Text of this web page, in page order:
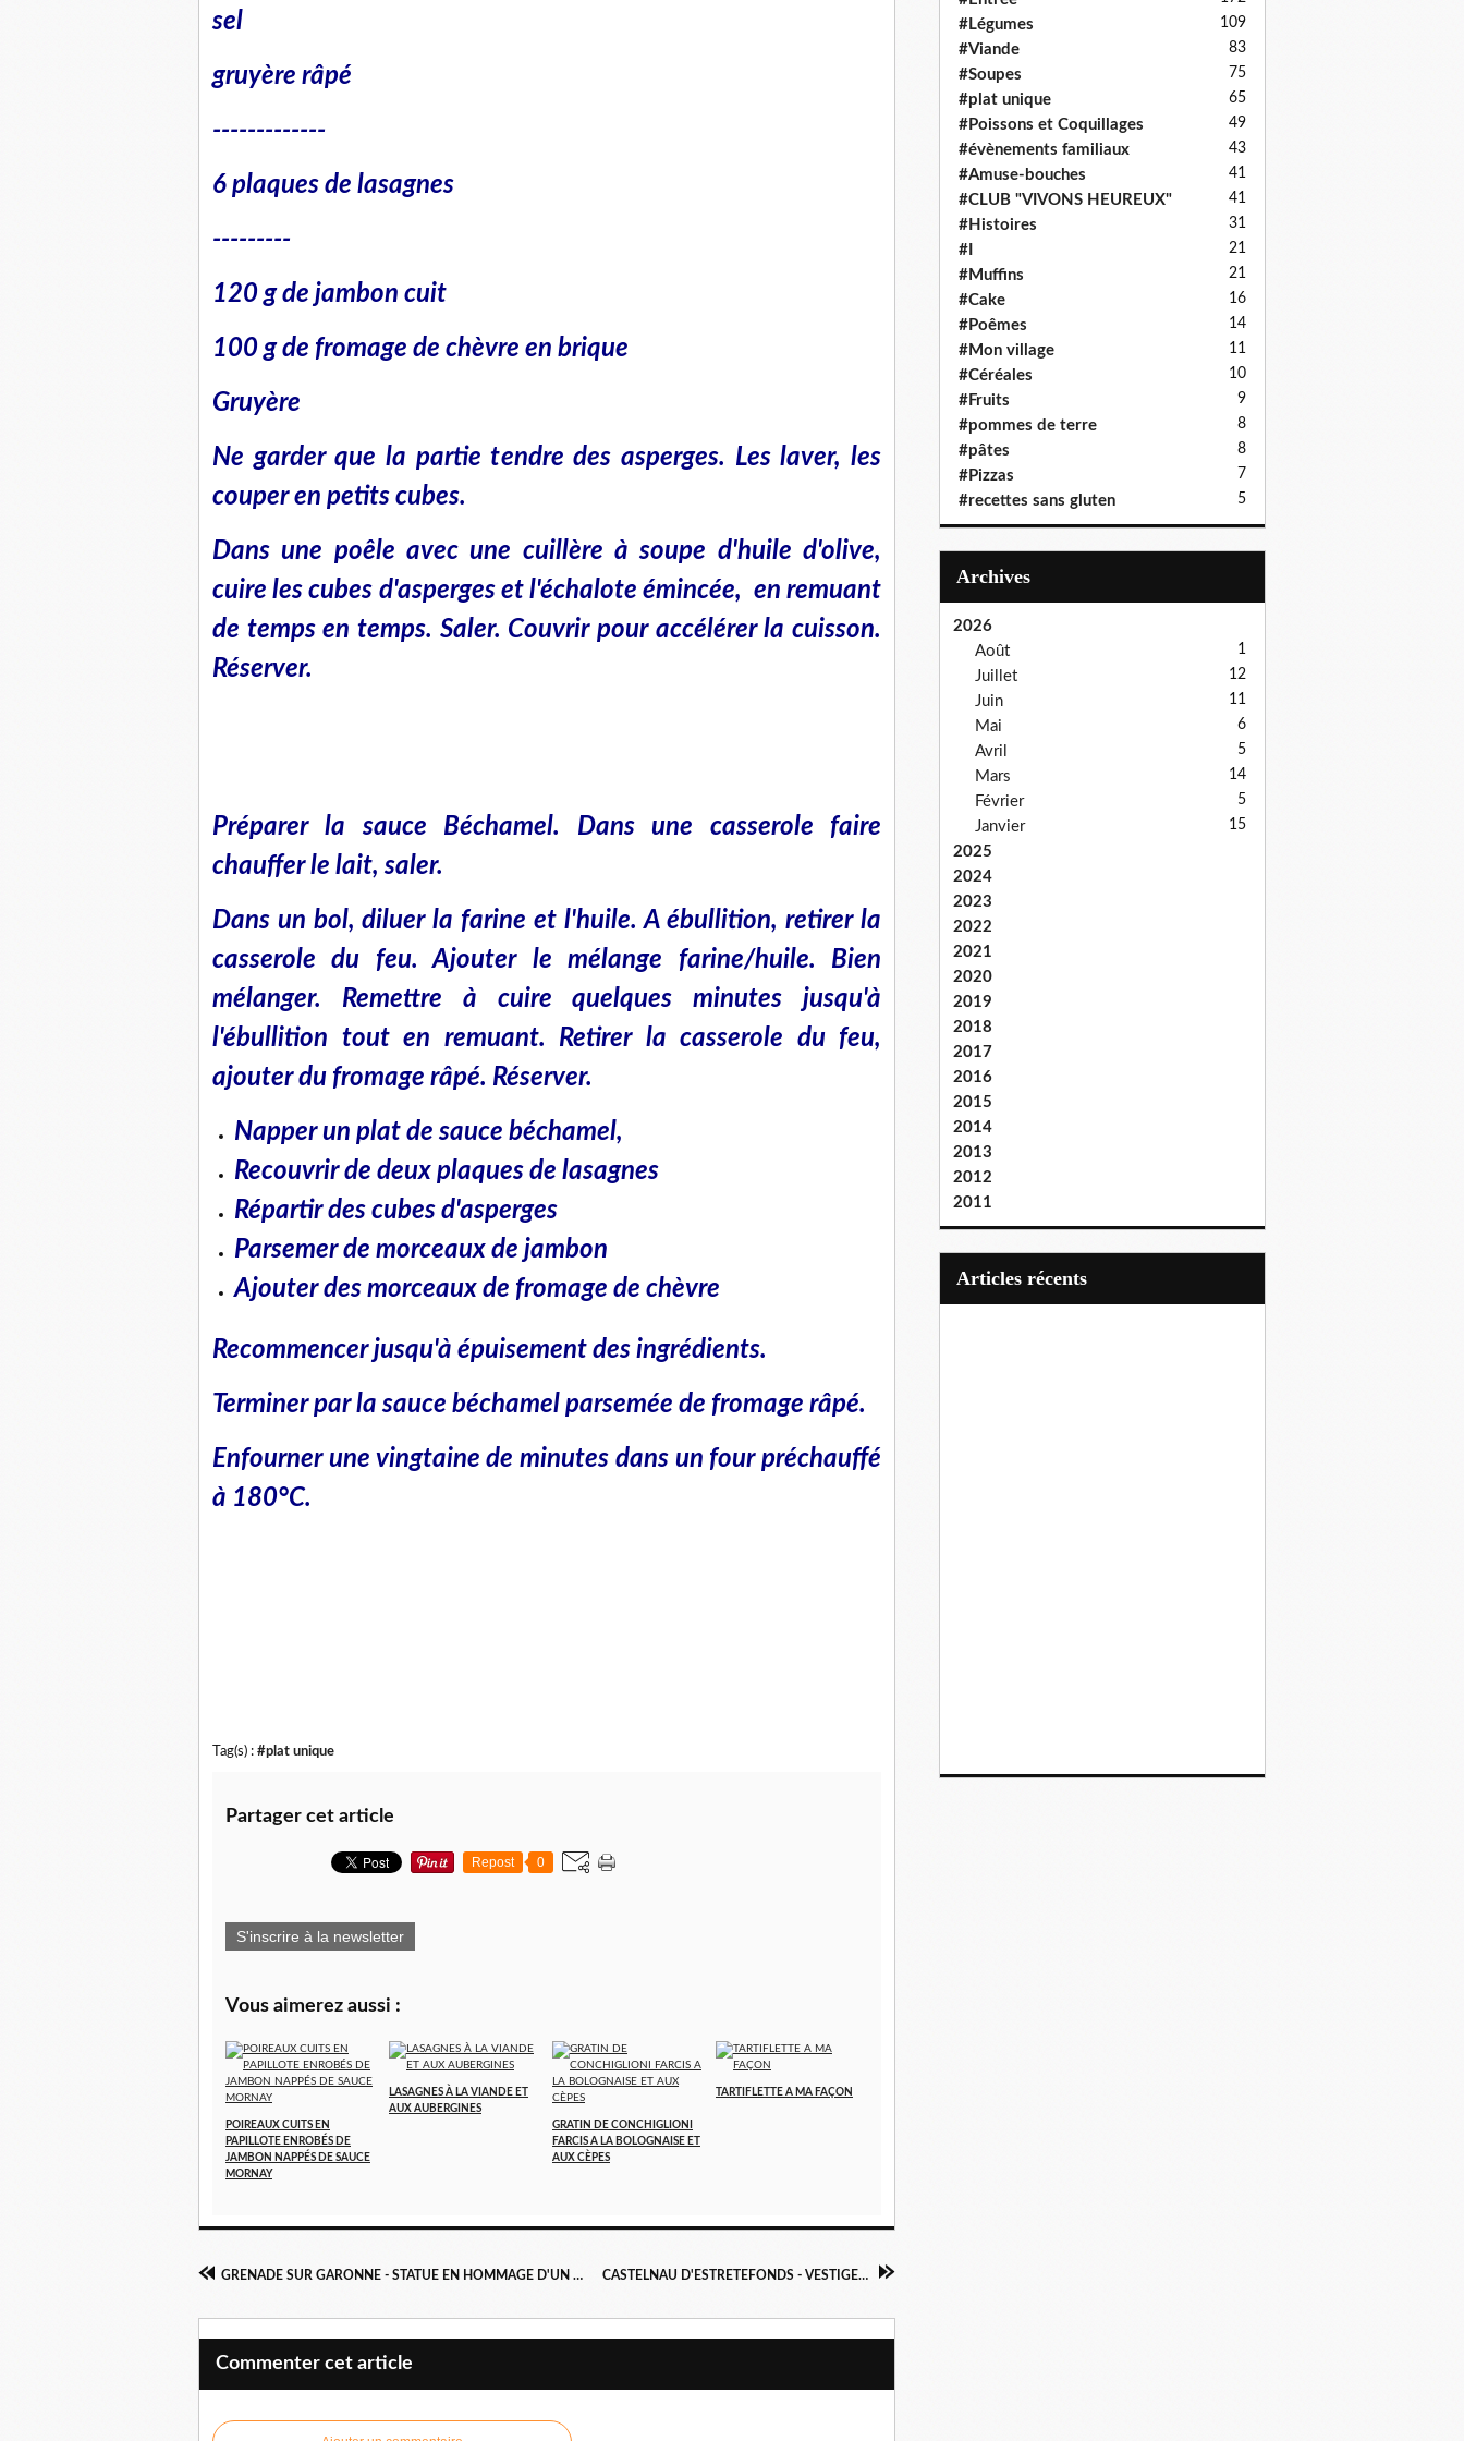
sel
gruyère râpé
-------------
6 plaques de lasagnes
---------
120 g de jambon cuit
100 g de fromage de chèvre en brique
Gruyère
Ne garder que la partie tendre des asperges. Les laver, les
couper en petits cubes.
Dans une poêle avec une cuillère à soupe d'huile d'olive,
cuire les cubes d'asperges et l'échalote émincée, en remuant
de temps en temps. Saler. Couvrir pour accélérer la cuisson.
Réserver.
Préparer la sauce Béchamel. Dans une casserole faire
chauffer le lait, saler.
Dans un bol, diluer la farine et l'huile. A ébullition, retirer la
casserole du feu. Ajouter le mélange farine/huile. Bien
mélanger. Remettre à cuire quelques minutes jusqu'à
l'ébullition tout en remuant. Retirer la casserole du feu,
ajouter du fromage râpé. Réserver.
Napper un plat de sauce béchamel,
Recouvrir de deux plaques de lasagnes
Répartir des cubes d'asperges
Parsemer de morceaux de jambon
Ajouter des morceaux de fromage de chèvre
Recommencer jusqu'à épuisement des ingrédients.
Terminer par la sauce béchamel parsemée de fromage râpé.
Enfourner une vingtaine de minutes dans un four préchauffé
à 180°C.
Tag(s) : #plat unique
Partager cet article
Repost 0
S'inscrire à la newsletter
Vous aimerez aussi :
POIREAUX CUITS EN
PAPILLOTE ENROBÉS DE
JAMBON NAPPÉS DE SAUCE
MORNAY
LASAGNES À LA VIANDE ET
AUX AUBERGINES
GRATIN DE CONCHIGLIONI
FARCIS A LA BOLOGNAISE ET
AUX CÈPES
TARTIFLETTE A MA FAÇON
GRENADE SUR GARONNE - STATUE EN HOMMAGE D'UN CHAMPION DU MONDE DE PATINS A ROULETTES CASTELNAU D'ESTRETEFONDS - VESTIGES DU MOULIN A EAU DU MOYEN AGE
Commenter cet article
#Légumes 109
#Viande 83
#Soupes 75
#plat unique 65
#Poissons et Coquillages 49
#évènements familiaux 43
#Amuse-bouches 41
#CLUB "VIVONS HEUREUX" 41
#Histoires 31
#I 21
#Muffins 21
#Cake 16
#Poêmes 14
#Mon village 11
#Céréales 10
#Fruits 9
#pommes de terre 8
#pâtes 8
#Pizzas 7
#recettes sans gluten 5
Archives
2026
Août
1
Juillet 12
Juin 11
Mai 6
Avril 5
Mars 14
Février 5
Janvier 15
2025
2024
2023
2022
2021
2020
2019
2018
2017
2016
2015
2014
2013
2012
2011
articles récents